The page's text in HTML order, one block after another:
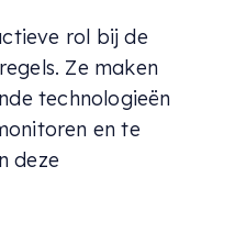
rol bij de
Ze maken
technologieën
en te
deze